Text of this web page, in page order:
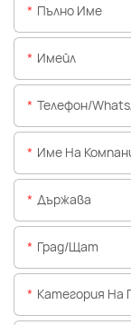
Пълно Име
Имейл
Телефон/
Име На
Държава
Град/щат
Категория На